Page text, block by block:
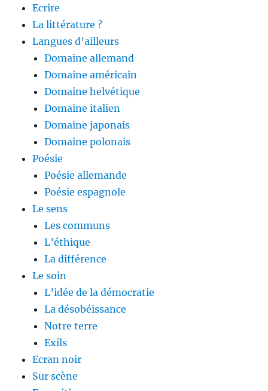
Ecrire
La littérature ?
Langues d’ailleurs
Domaine allemand
Domaine américain
Domaine helvétique
Domaine italien
Domaine japonais
Domaine polonais
Poésie
Poésie allemande
Poésie espagnole
Le sens
Les communs
L’éthique
La différence
Le soin
L’idée de la démocratie
La désobéissance
Notre terre
Exils
Ecran noir
Sur scène